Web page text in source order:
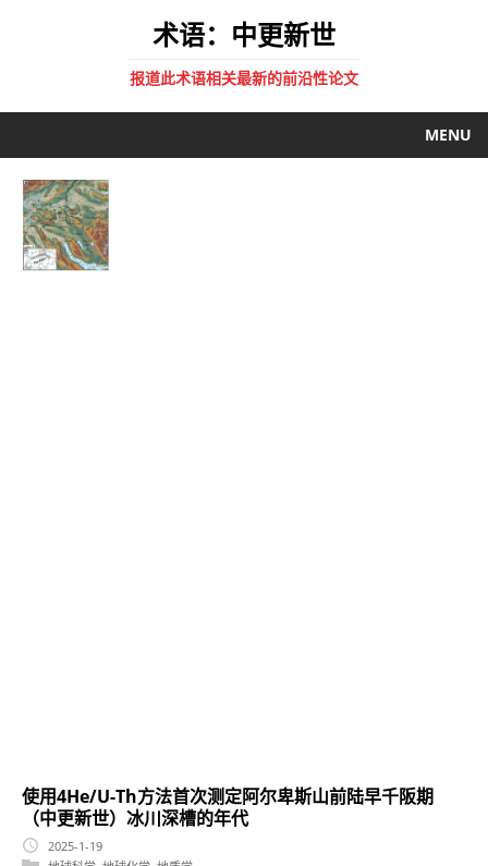
术语：中更新世
报道此术语相关最新的前沿性论文
MENU
使用4He/U-Th方法首次测定阿尔卑斯山前陆早千阪期
（中更新世）冰川深槽的年代
2025-1-19